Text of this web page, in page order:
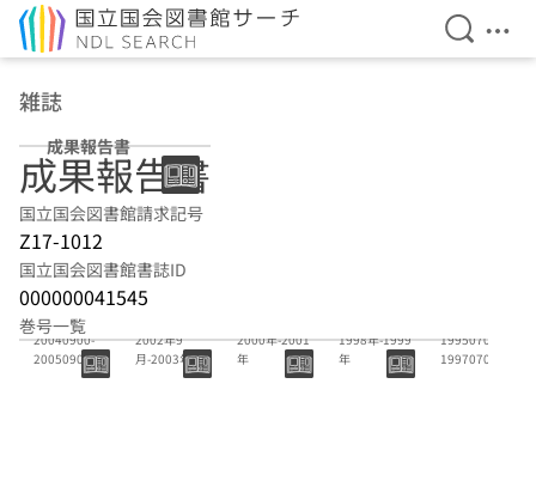
検索を
メ
雑誌
成果報告書
成果報告書
国立国会図書館請求記号
Z17-1012
国立国会図書館書誌ID
000000041545
巻号一覧
22-23
20040900-
20050900(以
後電子資料)
2002年9
月-2003年10
2000年-2001
年
1998年-1999
年
19950700-
19970700